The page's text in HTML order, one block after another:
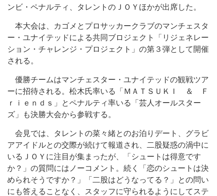
ンビ・ペナルティ、タレントのＪＯＹほかが出席した。
本大会は、カゴメとプロサッカークラブのマンチェスタ
ー・ユナイテッドによる共同ブロジェクト「リジェネレー
ション・チャレンジ・プロジェクト」の第３弾として開催
される。
優勝チームはマンチェスター・ユナイテッドの観戦ツア
ーに招待される。松木氏率いる「ＭＡＴＳＵＫＩ ＆ Ｆ
ｒｉｅｎｄｓ」とペナルティ率いる「芸人オールスター
ズ」も決勝大会から参戦する。
会見では、タレントの菜々緒とのお泊りデート、グラビ
アアイドルとの交際が続けて報道され、二股疑惑の渦中に
いるＪＯＹに注目が集まったが、「シュートは得意です
か？」の質問にはノーコメント。続く「恋のシュートは決
められそうですか？」「二股はどうなってる？」との問い
にも答えることなく、スタッフに守られるようにしてステ